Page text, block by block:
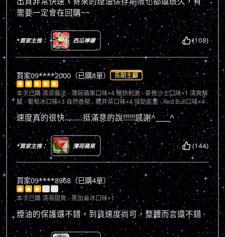
需要一定會在回購~~
*買家主推： 西瓜檸檬 (108)
買家09****2000（已購8單） 長期主顧
    
本次已購清涼魔法 - 薄荷蘋果口味×4 暢快刺激 - 麥根沙士口味×1 清爽解
膩 - 葡萄冰口味×3 自然香郁 - 龍井茶口味×4 強勁能量 - Red Bull口味×4
速度真的很快.........挺滿意的說!!!!!!感謝^____^
*買家主推： 薄荷蘋果 (144)
買家09****8968（已購4單）
    
本次已購清冽甜爽 - 黑加侖冰口味×1
煙油的保護還不錯，到貨速度尚可，整體而言還不錯